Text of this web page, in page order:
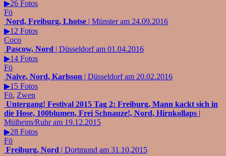
▶26 Fotos
Fö
Nord, Freiburg, Lhotse | Münster am 24.09.2016
▶12 Fotos
Coco
Pascow, Nord | Düsseldorf am 01.04.2016
▶14 Fotos
Fö
Naive, Nord, Karlsson | Düsseldorf am 20.02.2016
▶15 Fotos
Fö, Zwen
Untergang! Festival 2015 Tag 2: Freiburg, Mann kackt sich in
die Hose, 100blumen, Frei Schnauze!, Nord, Hirnkollaps |
Mülheim/Ruhr am 19.12.2015
▶28 Fotos
Fö
Freiburg, Nord | Dortmund am 31.10.2015